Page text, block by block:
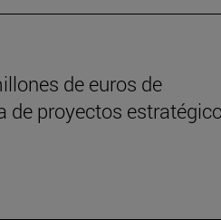
de euros de
proyectos